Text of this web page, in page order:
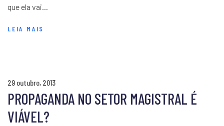
que ela vai...
LEIA MAIS
29 outubro, 2013
PROPAGANDA NO SETOR MAGISTRAL É
VIÁVEL?